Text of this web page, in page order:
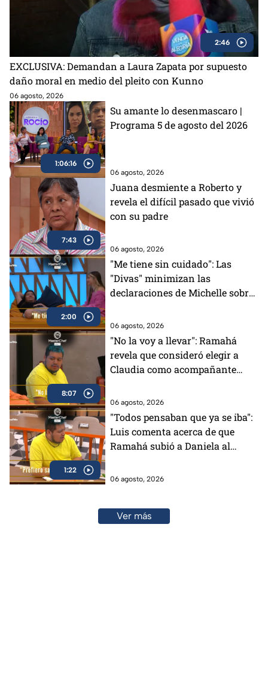
2:46
EXCLUSIVA: Demandan a Laura Zapata por supuesto
daño moral en medio del pleito con Kunno
06 agosto, 2026
1:06:16
Su amante lo desenmascaro |
Programa 5 de agosto del 2026
06 agosto, 2026
7:43
Juana desmiente a Roberto y
revela el difícil pasado que vivió
con su padre
06 agosto, 2026
2:00
"Me tiene sin cuidado": Las
"Divas" minimizan las
declaraciones de Michelle sobre
MasterChef 24/7 (VIDEO)
06 agosto, 2026
8:07
"No la voy a llevar": Ramahá
revela que consideró elegir a
Claudia como acompañante
MasterChef (VIDEO)
06 agosto, 2026
1:22
"Todos pensaban que ya se iba":
Luis comenta acerca de que
Ramahá subió a Daniela al
06 agosto, 2026
Ver más